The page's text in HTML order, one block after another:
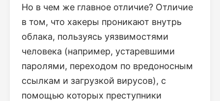
Но в чем же главное отличие? Отличие
в том, что хакеры проникают внутрь
облака, пользуясь уязвимостями
человека (например, устаревшими
паролями, переходом по вредоносным
ссылкам и загрузкой вирусов), с
помощью которых преступники